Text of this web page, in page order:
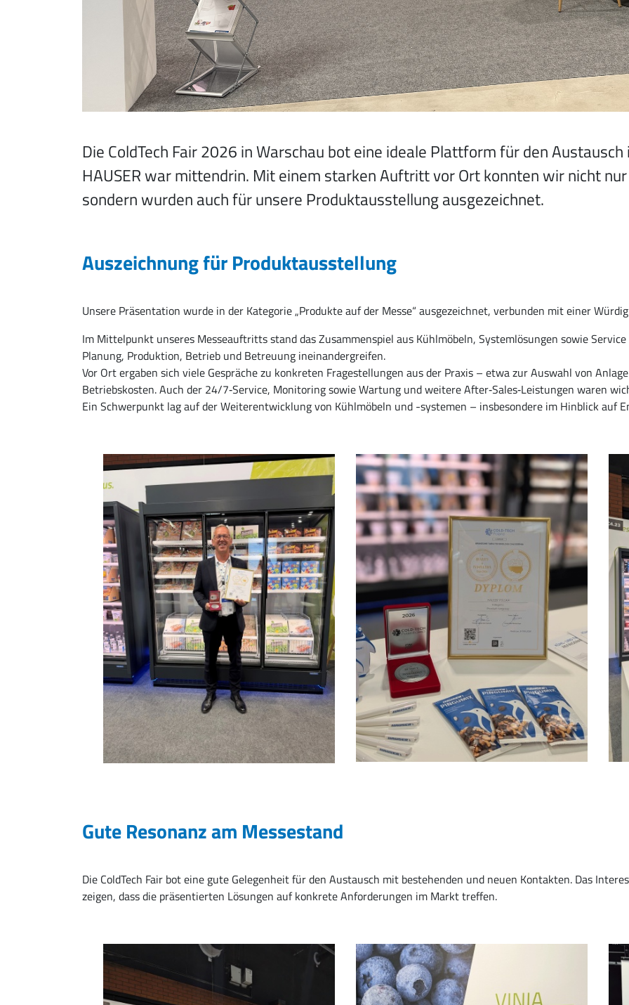
Die ColdTech Fair 2026 in Warschau bot eine ideale Plattform für den
HAUSER war mittendrin. Mit einem starken Auftritt vor Ort konnten wir nicht
sondern wurden auch für unsere Produktausstellung ausgezeichnet.
Auszeichnung für Produktausstellung
Unsere Präsentation wurde in der Kategorie „Produkte auf der Messe“ ausgezeichnet, verbunden mit einer
Im Mittelpunkt unseres Messeauftritts stand das Zusammenspiel aus Kühlmöbeln, Systemlösungen sowie
Planung, Produktion, Betrieb und Betreuung ineinandergreifen.
Vor Ort ergaben sich viele Gespräche zu konkreten Fragestellungen aus der Praxis – etwa zur Auswahl von
Betriebskosten. Auch der 24/7‑Service, Monitoring sowie Wartung und weitere After‑Sales‑Leistungen waren
Ein Schwerpunkt lag auf der Weiterentwicklung von Kühlmöbeln und -systemen – insbesondere im Hinblick auf
Image Image
Gute Resonanz am Messestand
Die ColdTech Fair bot eine gute Gelegenheit für den Austausch mit bestehenden und neuen Kontakten. Das
zeigen, dass die präsentierten Lösungen auf konkrete Anforderungen im Markt treffen.
Image Image